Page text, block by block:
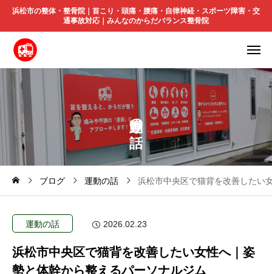
浜松市の整体・整骨院｜首こり・頭痛・腰痛・自律神経・スポーツ障害・交
通事故対応｜みんなのからだバランス整骨院
の
ブログ 運動の話 浜松市中央区で猫背を改善したい
運動の話 2026.02.23
浜松市中央区で猫背を改善したい女性へ｜姿
勢と体幹から整えるパーソナルジム